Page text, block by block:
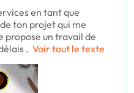
en tant que
ton projet qui me
un travail de
. Voir tout le texte